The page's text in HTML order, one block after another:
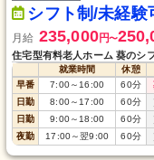
シフト制/未経験
月給 235,000円〜
住宅型有料老人ホーム 葵のシ
就業時間 休憩
早番
7:00～ 16:00 60分
日勤 8:00～ 17:00 60分
日勤 9:00～ 18:00 60分
夜勤 17:00～翌9:00 60分